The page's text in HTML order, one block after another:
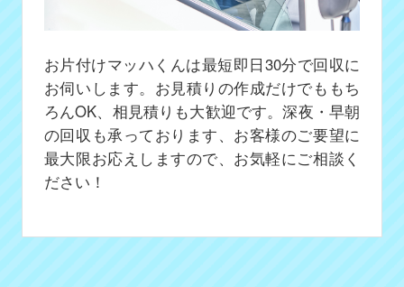
お片付けマッハくんは最短即日30分で回収に
お伺いします。お見積りの作成だけでももち
ろんOK、相見積りも大歓迎です。深夜・早朝
の回収も承っております、お客様のご要望に
最大限お応えしますので、お気軽にご相談く
ださい！